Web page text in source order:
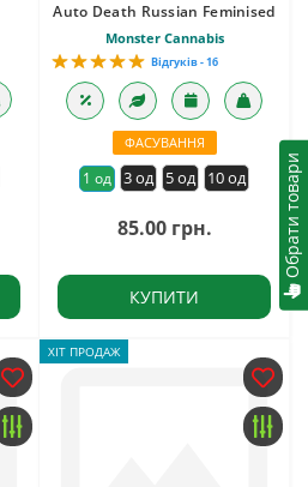
Обрати товари
Auto Death Russian Feminised
Monster Cannabis
Відгуків - 16
ФАСУВАННЯ
1 од 3 од 5 од 10 од
85.00 грн.
КУПИТИ
ХІТ ПРОДАЖ